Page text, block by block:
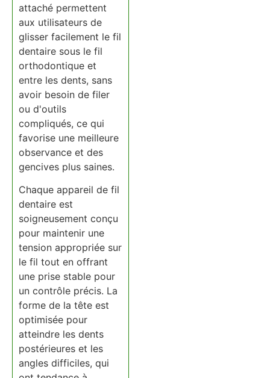
attaché permettent
aux utilisateurs de
glisser facilement le fil
dentaire sous le fil
orthodontique et
entre les dents, sans
avoir besoin de filer
ou d'outils
compliqués, ce qui
favorise une meilleure
observance et des
gencives plus saines.
Chaque appareil de fil
dentaire est
soigneusement conçu
pour maintenir une
tension appropriée sur
le fil tout en offrant
une prise stable pour
un contrôle précis. La
forme de la tête est
optimisée pour
atteindre les dents
postérieures et les
angles difficiles, qui